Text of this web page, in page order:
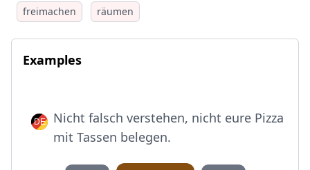
freimachen räumen
Examples
Nicht falsch verstehen, nicht eure Pizza
mit Tassen belegen.